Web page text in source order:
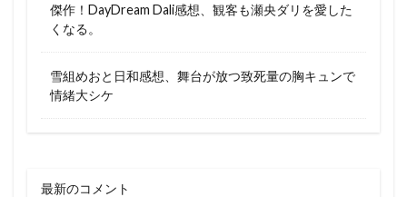
傑作！DayDream Dali感想、観客も瀬央ダリを愛した
くなる。
雪組めおと日和感想、舞台が放つ致死量の胸キュンで
情緒大シケ
最新のコメント